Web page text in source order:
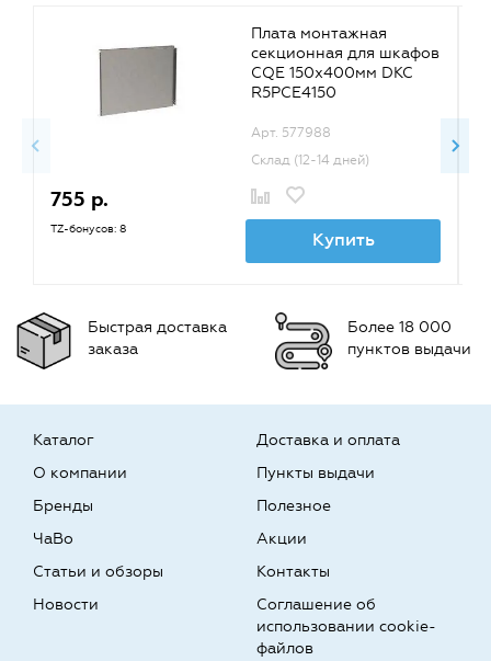
Плата монтажная
секционная для шкафов
CQE 150х400мм DKC
R5PCE4150
Арт. 577988
Склад (12-14 дней)
755 р.
TZ-бонусов: 8 Купить
Быстрая доставка
заказа
Более 18 000
пунктов выдачи
Каталог
О компании
Бренды
Доставка и оплата
Пункты выдачи
Полезное
ЧаВо
Статьи и обзоры
Новости
Акции
Контакты
Соглашение об
использовании cookie-
файлов